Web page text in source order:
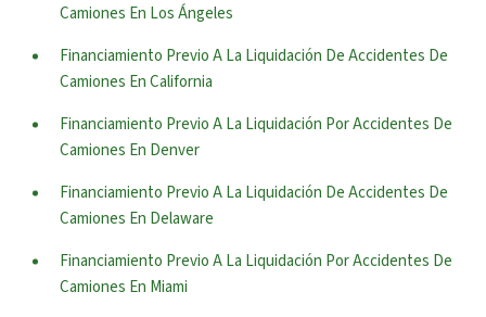
Camiones En Los Ángeles
Financiamiento Previo A La Liquidación De Accidentes De
Camiones En California
Financiamiento Previo A La Liquidación Por Accidentes De
Camiones En Denver
Financiamiento Previo A La Liquidación De Accidentes De
Camiones En Delaware
Financiamiento Previo A La Liquidación Por Accidentes De
Camiones En Miami